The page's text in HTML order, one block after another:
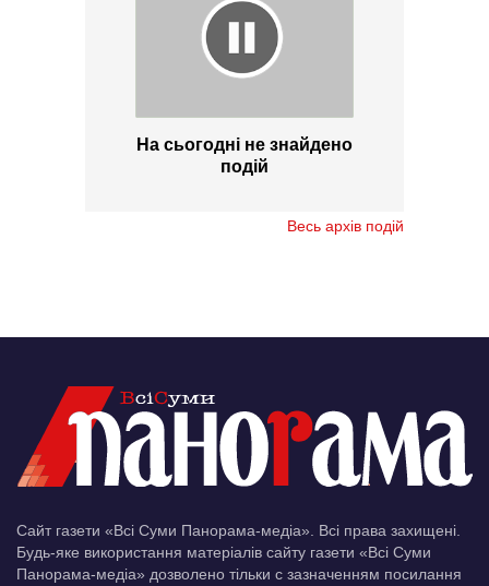
На сьогодні не знайдено
подій
Весь архів подій
Сайт газети «Всі Суми Панорама-медіа». Всі права захищені.
Будь-яке використання матеріалів сайту газети «Всі Суми
Панорама-медіа» дозволено тільки c зазначенням посилання